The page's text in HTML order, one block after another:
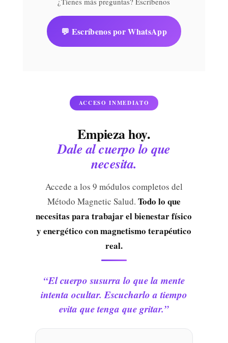
💬 Escríbenos por WhatsApp
ACCESO INMEDIATO
Empieza hoy.
Dale al cuerpo lo que
necesita.
Accede a los 9 módulos completos del
Método Magnetic Salud. Todo lo que
necesitas para trabajar el bienestar físico
y energético con magnetismo terapéutico
real.
“El cuerpo susurra lo que la mente
intenta ocultar. Escucharlo a tiempo
evita que tenga que gritar.”